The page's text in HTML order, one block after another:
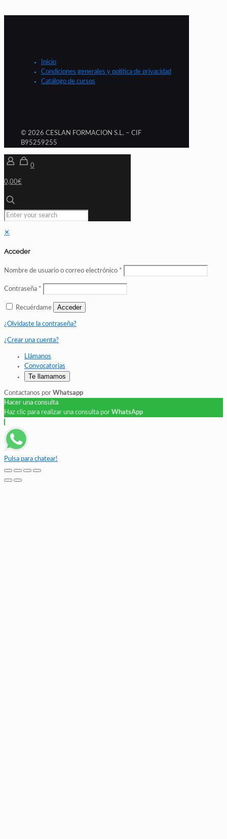
Inicio
Condiciones generales y política de privacidad
Catálogo de cursos
© 2026 CESLAN FORMACION S.L. – CIF
B95259255
0
0,00€
✕
Acceder
Nombre de usuario o correo electrónico *
Contraseña *
Recuérdame Acceder
¿Olvidaste la contraseña?
¿Crear una cuenta?
Llámanos
Convocatorias
Te llamamos
Contactanos por Whatsapp
Hacer una consulta
Haz clic para realizar una consulta por WhatsApp
Pulsa para chatear!